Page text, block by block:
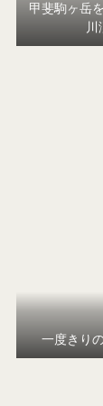
甲斐駒ヶ岳
川
一度きり